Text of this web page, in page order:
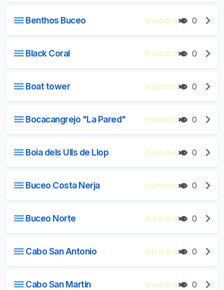
Benthos Buceo ☆☆☆☆☆ 0
Black Coral ☆☆☆☆☆ 0
Boat tower ☆☆☆☆☆ 0
Bocacangrejo "La Pared" ☆☆☆☆☆ 0
Boia dels Ulls de Llop ☆☆☆☆☆ 0
Buceo Costa Nerja ☆☆☆☆☆ 0
Buceo Norte ☆☆☆☆☆ 0
Cabo San Antonio ☆☆☆☆☆ 0
Cabo San Martin ☆☆☆☆☆ 0